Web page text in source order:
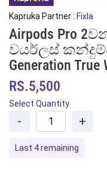
Kapruka Partner : Fixla
Airpods Pro
වයර්ලස්
Generation True
RS.5,500
Select Quantity
- +
Last 4 remaining